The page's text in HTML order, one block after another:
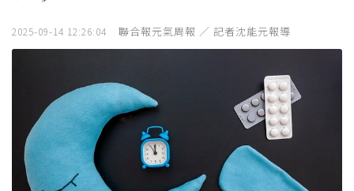
2025-09-14 12:26:04 聯合報元氣周報 ／ 記者沈能元報導